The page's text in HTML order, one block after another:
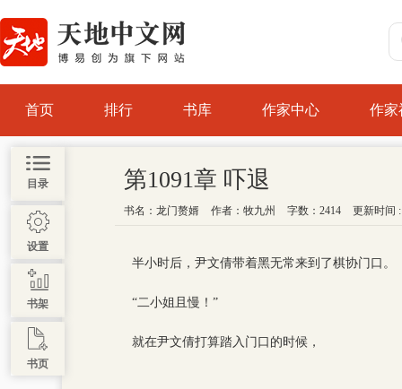
首页 排行 书库 作家中心 作家
目录
设置
书架
书页
第1091章 吓退
书名： 龙门赘婿 作者： 牧九州 字数：2414 更新时间 :
半小时后，尹文倩带着黑无常来到了棋协门口。
“二小姐且慢！”
就在尹文倩打算踏入门口的时候，